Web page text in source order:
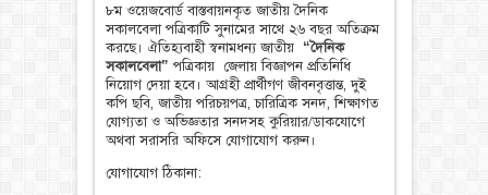
৮ম ওয়েজবোর্ড বাস্তবায়নকৃত জাতীয় দৈনিক
সকালবেলা পত্রিকাটি সুনামের সাথে ২৬ বছর অতিক্রম
করছে। ঐতিহ্যবাহী স্বনামধন্য জাতীয় “দৈনিক
সকালবেলা” পত্রিকায় জেলায় বিজ্ঞাপন প্রতিনিধি
নিয়োগ দেয়া হবে। আগ্রহী প্রার্থীগণ জীবনবৃত্তান্ত, দুই
কপি ছবি, জাতীয় পরিচয়পত্র, চারিত্রিক সনদ, শিক্ষাগত
যোগ্যতা ও অভিজ্ঞতার সনদসহ কুরিয়ার/ডাকযোগে
অথবা সরাসরি অফিসে যোগাযোগ করুন।
যোগাযোগ ঠিকানা: